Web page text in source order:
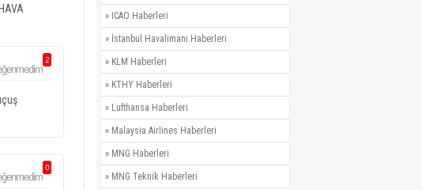
2
0
» ICAO Haberleri
» İstanbul Havalimanı Haberleri
» KLM Haberleri
» KTHY Haberleri
» Lufthansa Haberleri
» Malaysia Airlines Haberleri
» MNG Haberleri
» MNG Teknik Haberleri